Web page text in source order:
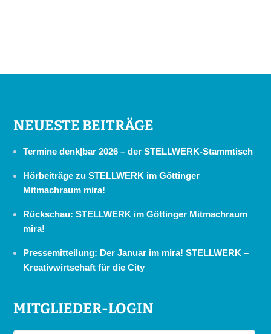
NEUESTE BEITRÄGE
Termine denk|bar 2026 – der STELLWERK-Stammtisch
Hörbeiträge zu STELLWERK im Göttinger
Mitmachraum mira!
Rückschau: STELLWERK im Göttinger Mitmachraum
mira!
Pressemitteilung: Der Januar im mira! STELLWERK –
Kreativwirtschaft für die City
MITGLIEDER-LOGIN